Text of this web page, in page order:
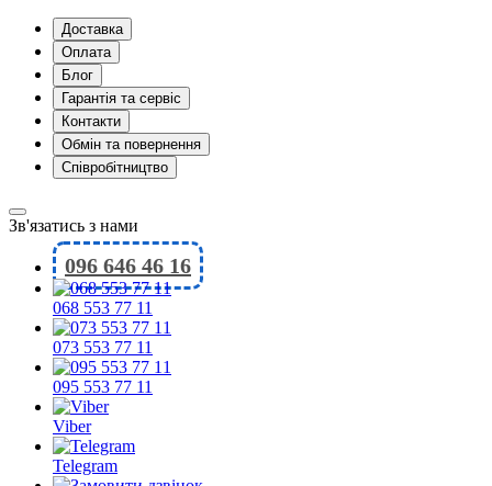
Доставка
Оплата
Блог
Гарантія та сервіс
Контакти
Обмін та повернення
Співробітництво
Зв'язатись з нами
096 646 46 16
068 553 77 11
073 553 77 11
095 553 77 11
Viber
Telegram